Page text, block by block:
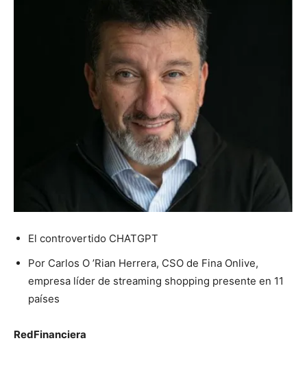
El controvertido CHATGPT
Por Carlos O ’Rian Herrera, CSO de Fina Onlive,
empresa líder de streaming shopping presente en 11
países
RedFinanciera